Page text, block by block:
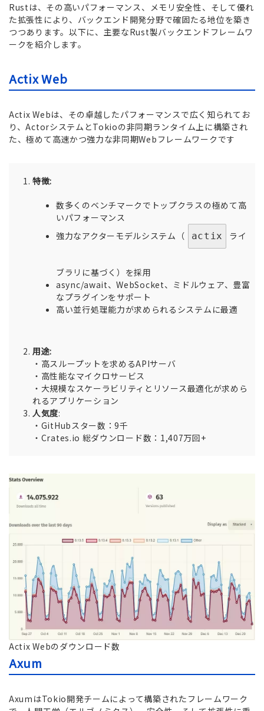
Rustは、その高いパフォーマンス、メモリ安全性、そして優れ
た拡張性により、バックエンド開発分野で確固たる地位を築き
つつあります。以下に、主要なRust製バックエンドフレームワ
ークを紹介します。
Actix Web
Actix Webは、その卓越したパフォーマンスで広く知られてお
り、ActorシステムとTokioの非同期ランタイム上に構築され
た、極めて高速かつ強力な非同期Webフレームワークです
特徴:
数多くのベンチマークでトップクラスの極めて高
いパフォーマンス
強力なアクターモデルシステム（
actix ライ
ブラリに基づく）を採用
async/await、WebSocket、ミドルウェア、豊富
なプラグインをサポート
高い並行処理能力が求められるシステムに最適
用途:
・高スループットを求めるAPIサーバ
・高性能なマイクロサービス
・大規模なスケーラビリティとリソース最適化が求めら
れるアプリケーション
人気度:
・GitHubスター数：9千
・Crates.io 総ダウンロード数：1,407万回+
Actix Webのダウンロード数
Axum
AxumはTokio開発チームによって構築されたフレームワーク